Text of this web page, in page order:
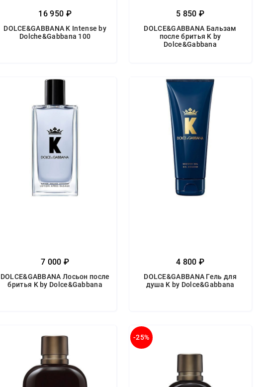
16 950 ₽
DOLCE&GABBANA K Intense by
Dolche&Gabbana 100
5 850 ₽
DOLCE&GABBANA Бальзам
после бритья K by
Dolce&Gabbana
7 000 ₽
DOLCE&GABBANA Лосьон после
бритья K by Dolce&Gabbana
4 800 ₽
DOLCE&GABBANA Гель для
душа K by Dolce&Gabbana
-25%